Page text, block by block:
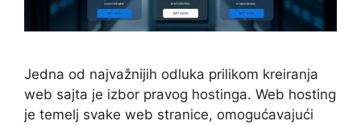
Jedna od najvažnijih odluka prilikom kreiranja
web sajta je izbor pravog hostinga. Web hosting
je temelj svake web stranice, omogućavajući